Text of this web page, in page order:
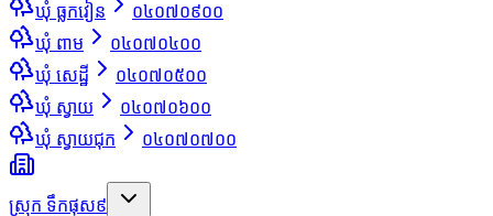
ឃុំ ធ្លកវៀន
០៤០៧០៩០០
ឃុំ ពាម
០៤០៧០៤០០
ឃុំ សេដ្ឋី
០៤០៧០៥០០
ឃុំ ស្វាយ
០៤០៧០៦០០
ឃុំ ស្វាយជុក
០៤០៧០៧០០
ស្រុក ទឹកផុស៩